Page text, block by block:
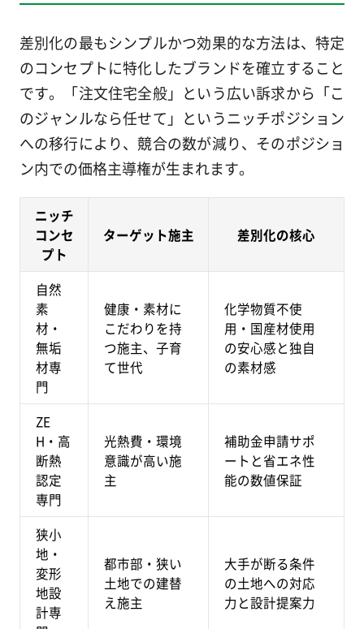
差別化の最もシンプルかつ効果的な方法は、特定
のコンセプトに特化したブランドを確立すること
です。「注文住宅全般」という広い訴求から「こ
のジャンルなら任せて」というニッチポジション
への移行により、競合の数が減り、そのポジショ
ン内での価格主導権が生まれます。
ニッチ
コンセ
プト
ターゲット施主 差別化の核心
自然
素
材・
無垢
材専
門
健康・素材に
こだわりを持
つ施主、子育
て世代
化学物質不使
用・国産材使用
の安心感と独自
の素材感
ZE
H・高
断熱
認定
専門
光熱費・環境
意識が高い施
主
補助金申請サポ
ートと省エネ性
能の数値保証
狭小
地・
変形
地設
計専
都市部・狭い
土地での建替
え施主
大手が断る条件
の土地への対応
力と設計提案力